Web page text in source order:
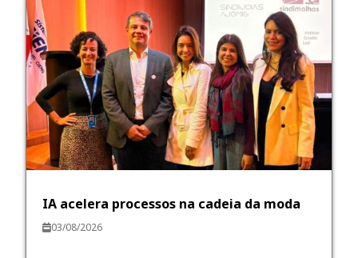
IA acelera processos na cadeia da moda
03/08/2026